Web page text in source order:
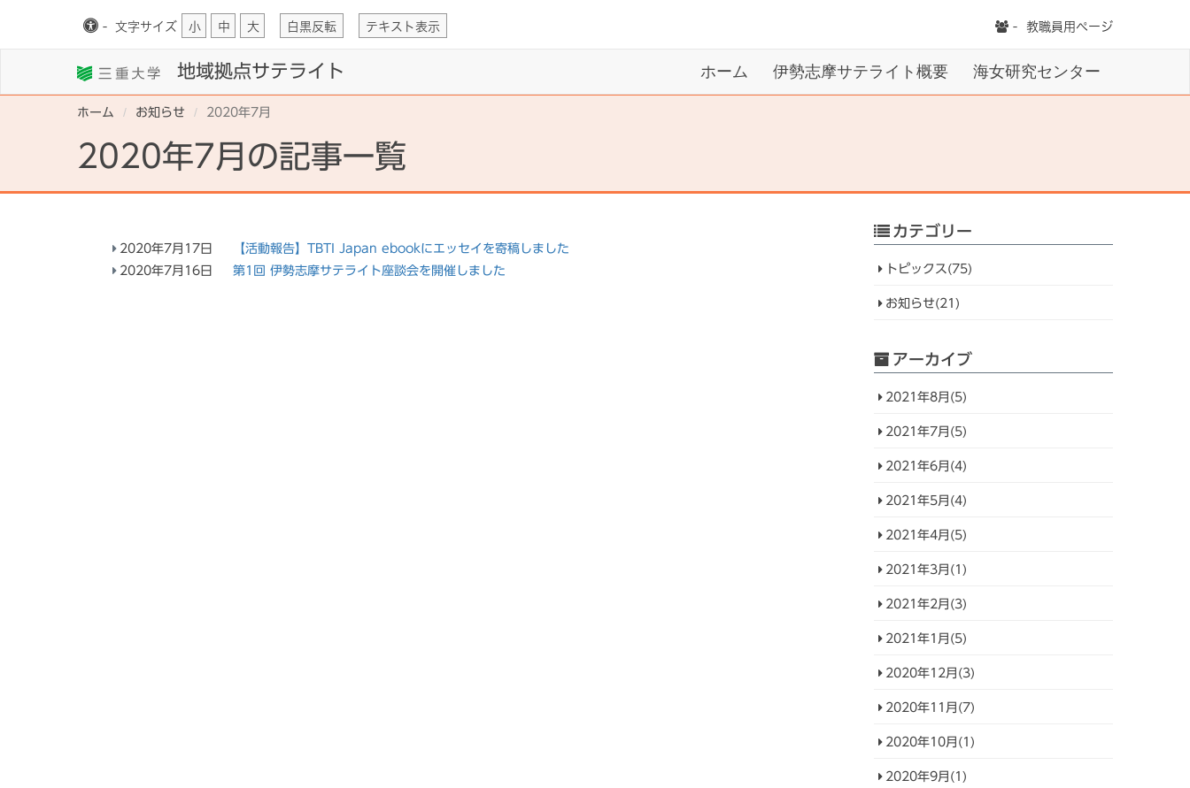
- 文字サイズ 小 中 大 白黒反転 テキスト表示 - 教職員用ページ
地域拠点サテライト ホーム 伊勢志摩サテライト概要 海女研究センター
ホーム お知らせ 2020年7月
2020年7月の記事一覧
2020年7月17日
【活動報告】TBTI Japan ebookにエッセイを寄稿しました
2020年7月16日
第1回 伊勢志摩サテライト座談会を開催しました
カテゴリー
トピックス(75)
お知らせ(21)
アーカイブ
2021年8月(5)
2021年7月(5)
2021年6月(4)
2021年5月(4)
2021年4月(5)
2021年3月(1)
2021年2月(3)
2021年1月(5)
2020年12月(3)
2020年11月(7)
2020年10月(1)
2020年9月(1)